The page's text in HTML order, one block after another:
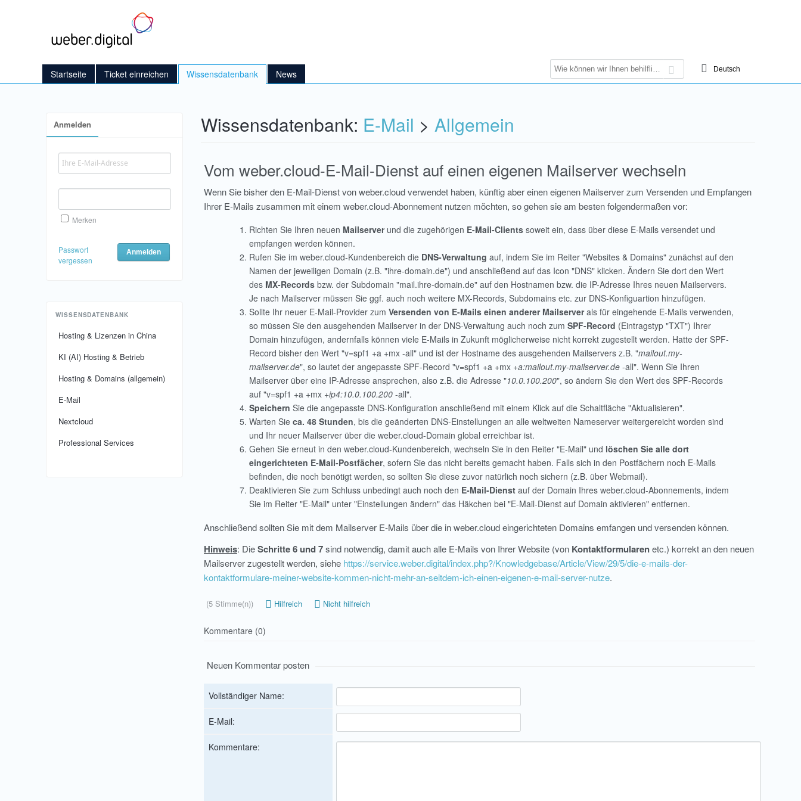
Startseite Ticket einreichen Wissensdatenbank News
Anmelden
Merken
Passwort
vergessen
WISSENSDATENBANK
Hosting & Lizenzen in China
KI (AI) Hosting & Betrieb
Hosting & Domains (allgemein)
E-Mail
Nextcloud
Professional Services
Wissensdatenbank: E-Mail > Allgemein
Vom weber.cloud-E-Mail-Dienst auf einen eigenen Mailserver wechseln
Wenn Sie bisher den E-Mail-Dienst von weber.cloud verwendet haben, künftig aber einen eigenen Mailserver zum Versenden und Empfangen
Ihrer E-Mails zusammen mit einem weber.cloud-Abonnement nutzen möchten, so gehen sie am besten folgendermaßen vor:
Richten Sie Ihren neuen Mailserverund die zugehörigen E-Mail-Clients soweit ein, dass über diese E-Mails versendet und
empfangen werden können.
Rufen Sie im weber.cloud-Kundenbereich die DNS-Verwaltung auf, indem Sie im Reiter "Websites & Domains" zunächst auf den
Namen der jeweiligen Domain (z.B. "ihre-domain.de") und anschließend auf das Icon "DNS" klicken. Ändern Sie dort den Wert
des MX-Records bzw. der Subdomain "mail.ihre-domain.de" auf den Hostnamen bzw. die IP-Adresse Ihres neuen Mailservers.
Je nach Mailserver müssen Sie ggf. auch noch weitere MX-Records, Subdomains etc. zur DNS-Konfiguartion hinzufügen.
Sollte Ihr neuer E-Mail-Provider zum Versenden von E-Mails einen anderer Mailserverals für eingehende E-Mails verwenden,
so müssen Sie den ausgehenden Mailserver in der DNS-Verwaltung auch noch zum SPF-Record (Eintragstyp "TXT") Ihrer
Domain hinzufügen, andernfalls können viele E-Mails in Zukunft möglicherweise nicht korrekt zugestellt werden. Hatte der SPF-
Record bisher den Wert "v=spf1 +a +mx -all" und ist der Hostname des ausgehenden Mailservers z.B. "mailout.my-
mailserver.de", so lautet der angepasste SPF-Record "v=spf1 +a +mx +a:mailout.my-mailserver.de -all". Wenn Sie Ihren
Mailserver über eine IP-Adresse ansprechen, also z.B. die Adresse "10.0.100.200", so ändern Sie den Wert des SPF-Records
auf "v=spf1 +a +mx +ip4:10.0.100.200 -all".
Speichern Sie die angepasste DNS-Konfiguration anschließend mit einem Klick auf die Schaltfläche "Aktualisieren".
Warten Sie ca. 48 Stunden, bis die geänderten DNS-Einstellungen an alle weltweiten Nameserver weitergereicht worden sind
und Ihr neuer Mailserver über die weber.cloud-Domain global erreichbar ist.
Gehen Sie erneut in den weber.cloud-Kundenbereich, wechseln Sie in den Reiter "E-Mail" und löschen Sie alle dort
eingerichteten E-Mail-Postfächer, sofern Sie das nicht bereits gemacht haben. Falls sich in den Postfächern noch E-Mails
befinden, die noch benötigt werden, so sollten Sie diese zuvor natürlich noch sichern (z.B. über Webmail).
Deaktivieren Sie zum Schluss unbedingt auch noch den E-Mail-Dienst auf der Domain Ihres weber.cloud-Abonnements, indem
Sie im Reiter "E-Mail" unter "Einstellungen ändern" das Häkchen bei "E-Mail-Dienst auf Domain aktivieren" entfernen.
Anschließend sollten Sie mit dem Mailserver E-Mails über die in weber.cloud eingerichteten Domains emfangen und versenden können.
Hinweis: DieSchritte 6 und 7sind notwendig, damit auch alle E-Mails von Ihrer Website (von Kontaktformularenetc.) korrekt an den neuen
Mailserver zugestellt werden, siehe https://service.weber.digital/index.php?/Knowledgebase/Article/View/29/5/die-e-mails-der-
kontaktformulare-meiner-website-kommen-nicht-mehr-an-seitdem-ich-einen-eigenen-e-mail-server-nutze.
(5 Stimme(n)) Hilfreich Nicht hilfreich
Kommentare (0)
Neuen Kommentar posten
Vollständiger Name:
E-Mail:
Kommentare: